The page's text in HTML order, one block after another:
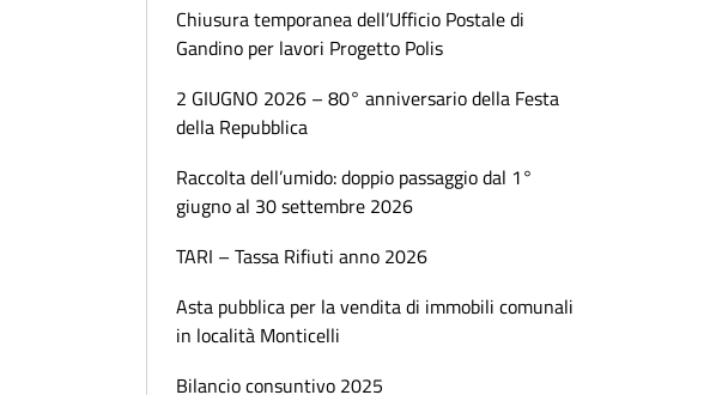
Chiusura temporanea dell’Ufficio Postale di
Gandino per lavori Progetto Polis
2 GIUGNO 2026 – 80° anniversario della Festa
della Repubblica
Raccolta dell’umido: doppio passaggio dal 1°
giugno al 30 settembre 2026
TARI – Tassa Rifiuti anno 2026
Asta pubblica per la vendita di immobili comunali
in località Monticelli
Bilancio consuntivo 2025